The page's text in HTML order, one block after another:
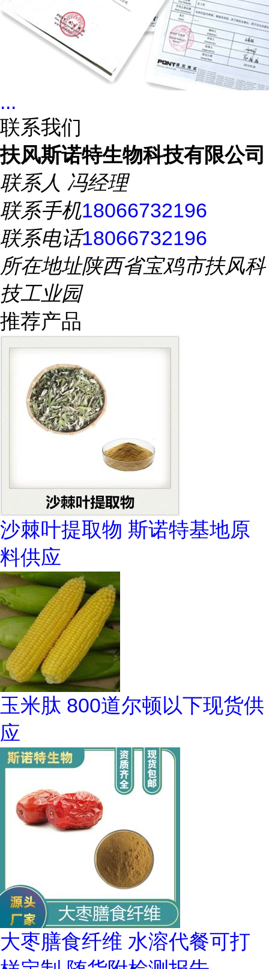
...
联系我们
扶风斯诺特生物科技有限公司
联系人 冯经理
联系手机18066732196
联系电话18066732196
所在地址陕西省宝鸡市扶风科
技工业园
推荐产品
沙棘叶提取物 斯诺特基地原
料供应
玉米肽 800道尔顿以下现货供
应
大枣膳食纤维 水溶代餐可打